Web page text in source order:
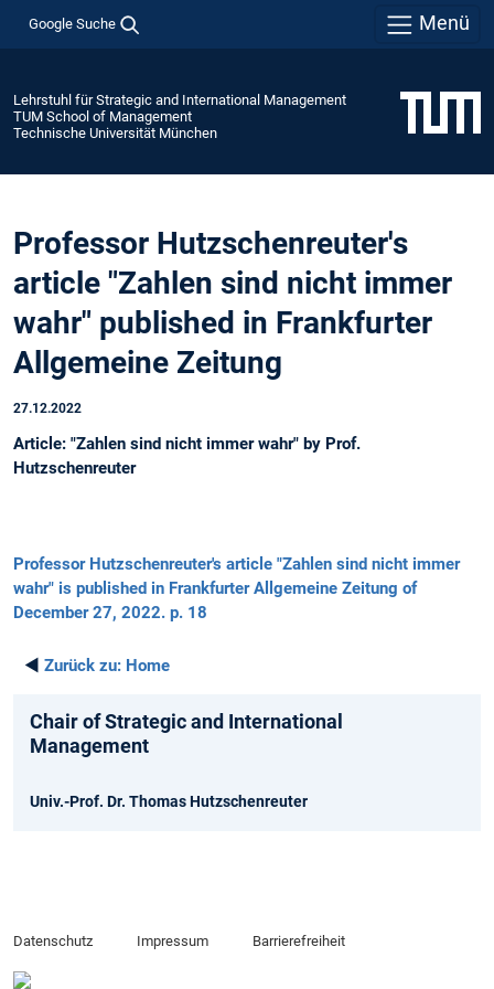
Google Suche Menü
Lehrstuhl für Strategic and International Management
TUM School of Management
Technische Universität München
Professor Hutzschenreuter's
article "Zahlen sind nicht immer
wahr" published in Frankfurter
Allgemeine Zeitung
27.12.2022
Article: "Zahlen sind nicht immer wahr" by Prof.
Hutzschenreuter
Professor Hutzschenreuter's article "Zahlen sind nicht immer
wahr" is published in Frankfurter Allgemeine Zeitung of
December 27, 2022. p. 18
◄ Zurück zu: Home
Chair of Strategic and International
Management
Univ.-Prof. Dr. Thomas Hutzschenreuter
Datenschutz Impressum Barrierefreiheit